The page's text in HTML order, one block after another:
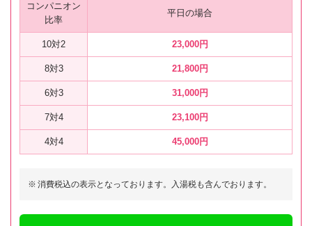
コンパニオン
比率
平日の場合
10対2 23,000円
8対3 21,800円
6対3 31,000円
7対4 23,100円
4対4 45,000円
※ 消費税込の表示となっております。入湯税も含んでおります。